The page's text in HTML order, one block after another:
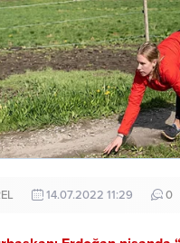
14.07.2022 11:29 0